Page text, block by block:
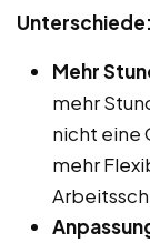
Unterschiede:
Mehr
mehr
nicht eine
mehr